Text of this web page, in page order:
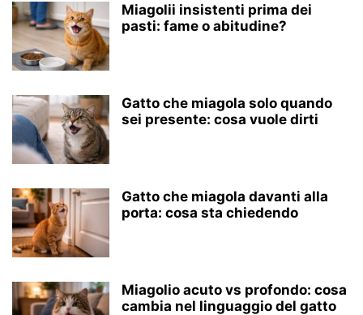
Miagolii insistenti prima dei
pasti: fame o abitudine?
Gatto che miagola solo quando
sei presente: cosa vuole dirti
Gatto che miagola davanti alla
porta: cosa sta chiedendo
Miagolio acuto vs profondo: cosa
cambia nel linguaggio del gatto